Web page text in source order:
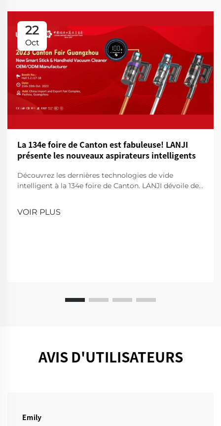
22
Oct
La 134e foire de Canton est fabuleuse! LANJI
présente les nouveaux aspirateurs intelligents
Découvrez les dernières technologies de vide
intelligent à la 134e foire de Canton. LANJI dévoile des
une démonstration!
VOIR PLUS
AVIS D'UTILISATEURS
Emily